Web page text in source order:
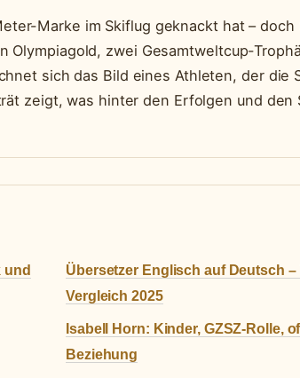
Marke im Skiflug geknackt hat –
Olympiagold, zwei Gesamtweltcup-
sich das Bild eines Athleten, der die
zeigt, was hinter den Erfolgen und den
und
Übersetzer Englisch auf Deutsch –
Vergleich 2025
Isabell Horn: Kinder, GZSZ-Rolle,
Beziehung